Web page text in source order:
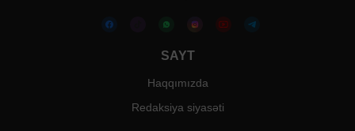
SAYT
Haqqımızda
Redaksiya siyasəti